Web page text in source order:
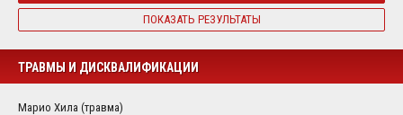
ПОКАЗАТЬ РЕЗУЛЬТАТЫ
ТРАВМЫ И ДИСКВАЛИФИКАЦИИ
Марио Хила (травма)